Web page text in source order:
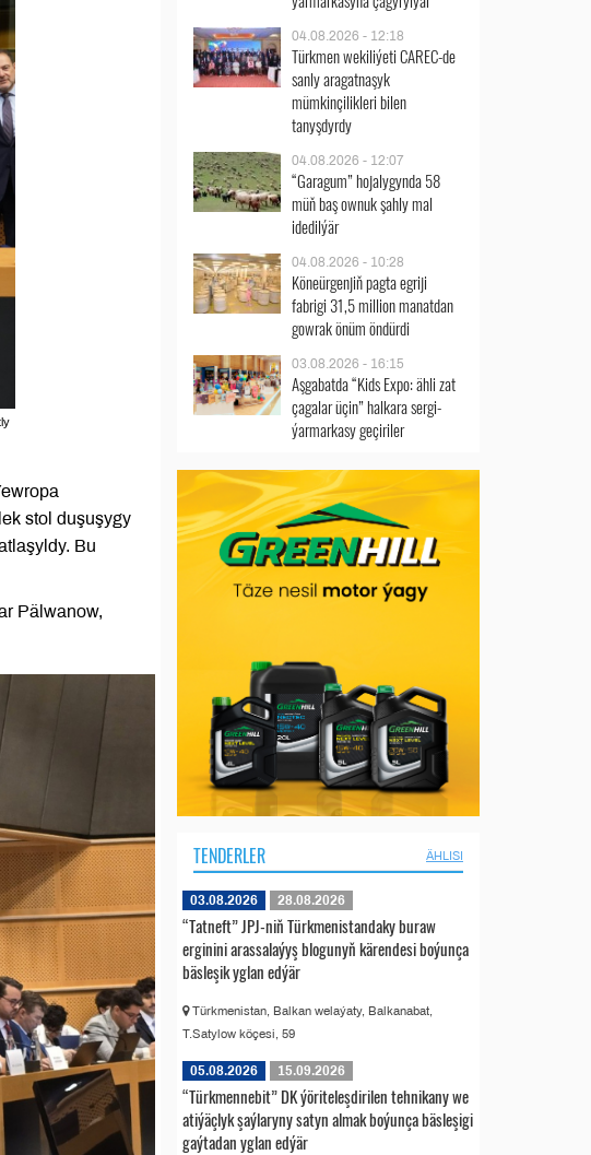
stol duşuşygy
Bu
Pälwanow,
04.08.2026 - 12:18
Türkmen wekiliýeti CAREC-de
sanly aragatnaşyk
mümkinçilikleri bilen
tanyşdyrdy
04.08.2026 - 12:07
“Garagum” hojalygynda 58
müň baş ownuk şahly mal
idedilýär
04.08.2026 - 10:28
Köneürgenjiň pagta egriji
fabrigi 31,5 million manatdan
gowrak önüm öndürdi
03.08.2026 - 16:15
Aşgabatda “Kids Expo: ähli zat
çagalar üçin” halkara sergi-
ýarmarkasy geçiriler
TENDERLER ÄHLISI
03.08.2026 28.08.2026
“Tatneft” JPJ-niň Türkmenistandaky buraw
erginini arassalaýyş blogunyň kärendesi boýunça
bäsleşik yglan edýär
Türkmenistan, Balkan welaýaty, Balkanabat,
T.Satylow köçesi, 59
05.08.2026 15.09.2026
“Türkmennebit” DK ýöriteleşdirilen tehnikany we
atiýäçlyk şaýlaryny satyn almak boýunça bäsleşigi
gaýtadan yglan edýär